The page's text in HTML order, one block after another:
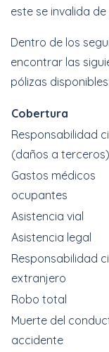
este se invalida
Dentro de los
encontrar las
pólizas disponibles:
Cobertura
Responsabilidad
(daños a terceros)
Gastos médicos
ocupantes
Asistencia vial
Asistencia legal
Responsabilidad
extranjero
Robo total
Muerte del
accidente